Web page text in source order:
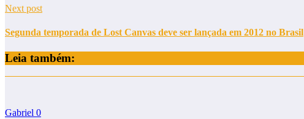
Next post
Segunda temporada de Lost Canvas deve ser lançada em 2012 no Brasil
Leia também:
Gabriel 0